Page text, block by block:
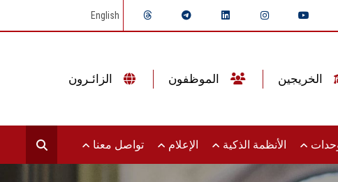
English
الأنظمة الذكية الإعلام تواصل معنا